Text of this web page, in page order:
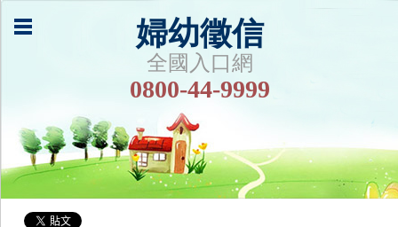
婦幼徵信
全國入口網
0800-44-9999